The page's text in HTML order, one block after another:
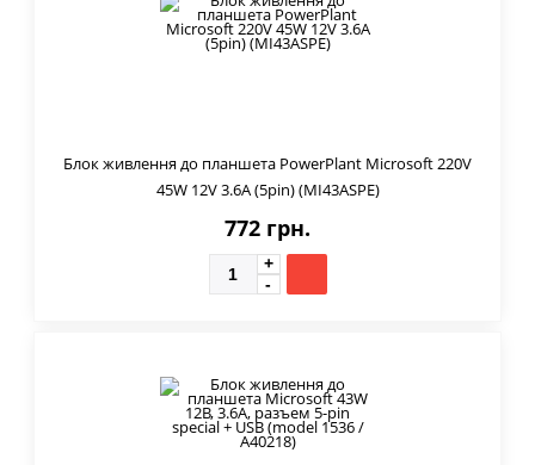
Блок живлення до планшета PowerPlant Microsoft 220V
45W 12V 3.6A (5pin) (MI43ASPE)
772 грн.